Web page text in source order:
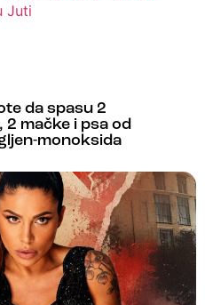
da spasu 2
mačke i psa od
monoksida